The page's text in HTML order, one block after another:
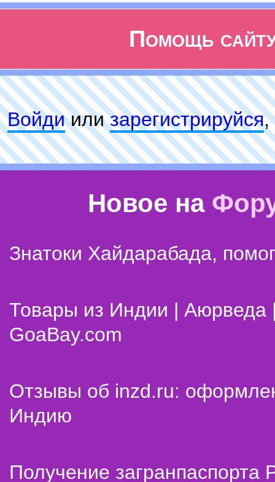
Помощь
Войдиилизарeгиcтpируйся,
Новое на
Знатоки Хайдарабада,
Товары из Индии | Аюрведа
GoaBay.com
Отзывы об inzd.ru:
Индию
Получение